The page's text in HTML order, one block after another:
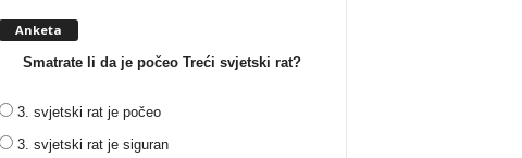
Anketa
Smatrate li da je počeo Treći svjetski rat?
3. svjetski rat je počeo
3. svjetski rat je siguran